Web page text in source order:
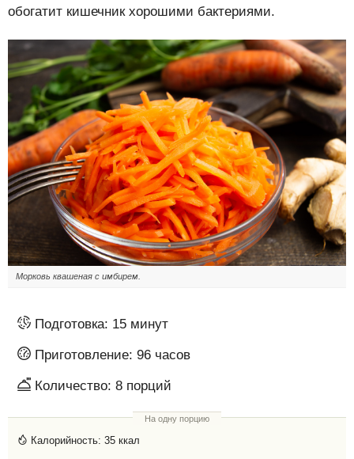
обогатит кишечник хорошими бактериями.
Морковь квашеная с имбирем.
Подготовка: 15 минут
Приготовление: 96 часов
Количество: 8 порций
На одну порцию
Калорийность: 35 ккал